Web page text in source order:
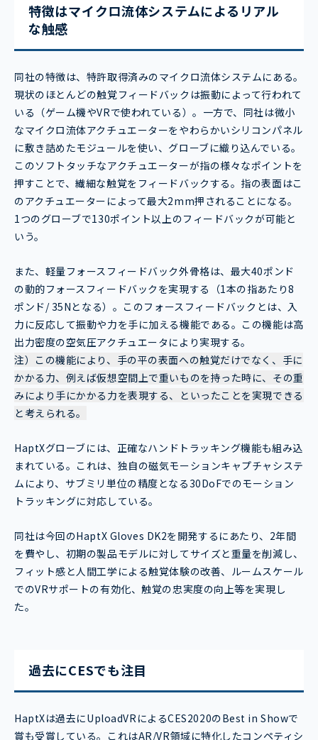
特徴はマイクロ流体システムによるリアル
な触感
同社の特徴は、特許取得済みのマイクロ流体システムにある。
現状のほとんどの触覚フィードバックは振動によって行われて
いる（ゲーム機やVRで使われている）。一方で、同社は微小
なマイクロ流体アクチュエーターをやわらかいシリコンパネル
に敷き詰めたモジュールを使い、グローブに織り込んでいる。
このソフトタッチなアクチュエーターが指の様々なポイントを
押すことで、繊細な触覚をフィードバックする。指の表面はこ
のアクチュエーターによって最大2mm押されることになる。
1つのグローブで130ポイント以上のフィードバックが可能と
いう。
また、軽量フォースフィードバック外骨格は、最大40ポンド
の動的フォースフィードバックを実現する（1本の指あたり8
ポンド/ 35Nとなる）。このフォースフィードバックとは、入
力に反応して振動や力を手に加える機能である。この機能は高
出力密度の空気圧アクチュエータにより実現する。
注）この機能により、手の平の表面への触覚だけでなく、手に
かかる力、例えば仮想空間上で重いものを持った時に、その重
みにより手にかかる力を表現する、といったことを実現できる
と考えられる。
HaptXグローブには、正確なハンドトラッキング機能も組み込
まれている。これは、独自の磁気モーションキャプチャシステ
ムにより、サブミリ単位の精度となる30DoFでのモーション
トラッキングに対応している。
同社は今回のHaptX Gloves DK2を開発するにあたり、2年間
を費やし、初期の製品モデルに対してサイズと重量を削減し、
フィット感と人間工学による触覚体験の改善、ルームスケール
でのVRサポートの有効化、触覚の忠実度の向上等を実現し
た。
過去にCESでも注目
HaptXは過去にUploadVRによるCES2020のBest in Showで
賞も受賞している。これはAR/VR領域に特化したコンペティシ